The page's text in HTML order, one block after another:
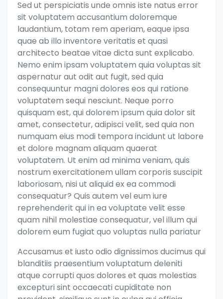
Sed ut perspiciatis unde omnis iste natus error
sit voluptatem accusantium doloremque
laudantium, totam rem aperiam, eaque ipsa
quae ab illo inventore veritatis et quasi
architecto beatae vitae dicta sunt explicabo.
Nemo enim ipsam voluptatem quia voluptas sit
aspernatur aut odit aut fugit, sed quia
consequuntur magni dolores eos qui ratione
voluptatem sequi nesciunt. Neque porro
quisquam est, qui dolorem ipsum quia dolor sit
amet, consectetur, adipisci velit, sed quia non
numquam eius modi tempora incidunt ut labore
et dolore magnam aliquam quaerat
voluptatem. Ut enim ad minima veniam, quis
nostrum exercitationem ullam corporis suscipit
laboriosam, nisi ut aliquid ex ea commodi
consequatur? Quis autem vel eum iure
reprehenderit qui in ea voluptate velit esse
quam nihil molestiae consequatur, vel illum qui
dolorem eum fugiat quo voluptas nulla pariatur
Accusamus et iusto odio dignissimos ducimus qui
blanditiis praesentium voluptatum deleniti
atque corrupti quos dolores et quas molestias
excepturi sint occaecati cupiditate non